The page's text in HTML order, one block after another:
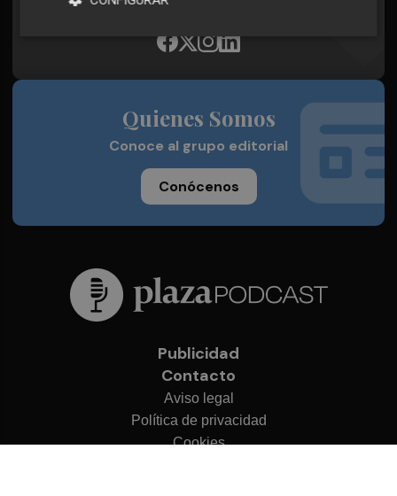
Quienes Somos
Conoce al grupo editorial
Conócenos
Publicidad
Contacto
Aviso legal
Política de privacidad
Cookies